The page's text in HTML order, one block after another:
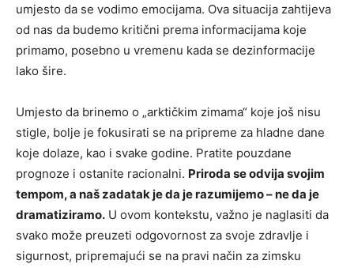
umjesto da se vodimo emocijama. Ova situacija zahtijeva
od nas da budemo kritični prema informacijama koje
primamo, posebno u vremenu kada se dezinformacije
lako šire.
Umjesto da brinemo o „arktičkim zimama“ koje još nisu
stigle, bolje je fokusirati se na pripreme za hladne dane
koje dolaze, kao i svake godine. Pratite pouzdane
prognoze i ostanite racionalni. Priroda se odvija svojim
tempom, a naš zadatak je da je razumijemo – ne da je
dramatiziramo. U ovom kontekstu, važno je naglasiti da
svako može preuzeti odgovornost za svoje zdravlje i
sigurnost, pripremajući se na pravi način za zimsku